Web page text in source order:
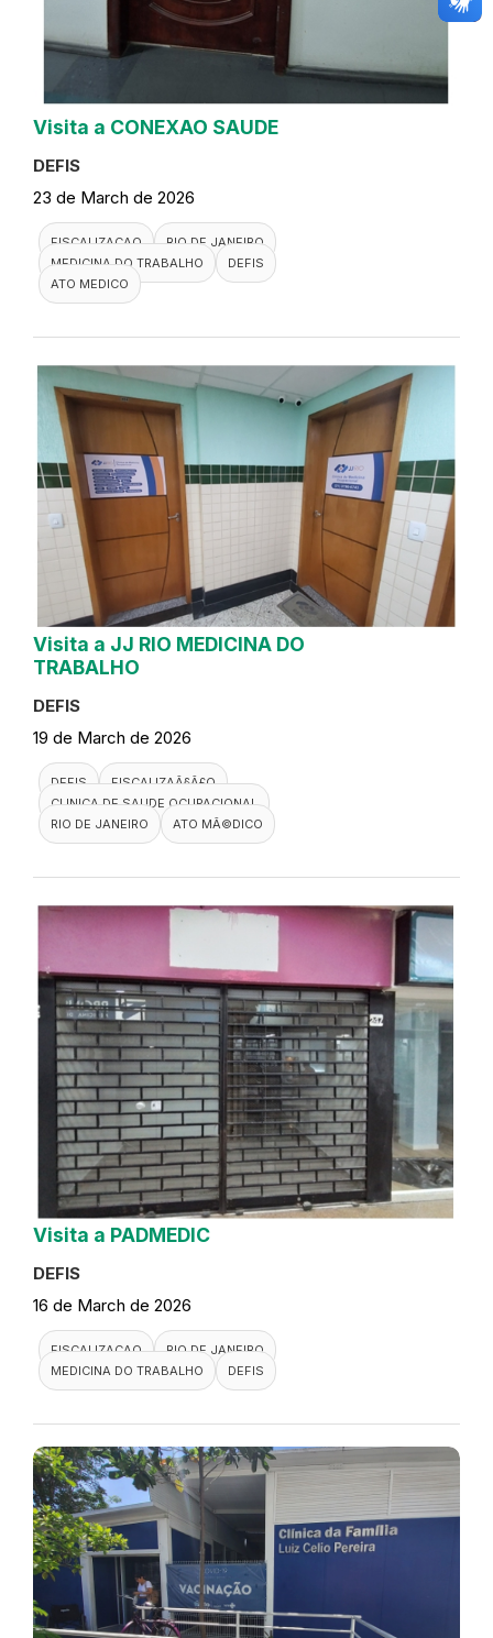
Visita a CONEXAO SAUDE
DEFIS
23 de March de 2026
FISCALIZACAO
RIO DE JANEIRO
MEDICINA DO TRABALHO
DEFIS
ATO MEDICO
Visita a JJ RIO MEDICINA DO
TRABALHO
DEFIS
19 de March de 2026
DEFIS
FISCALIZAÃ§Ã£O
CLINICA DE SAUDE OCUPACIONAL
RIO DE JANEIRO
ATO MÃ©DICO
Visita a PADMEDIC
DEFIS
16 de March de 2026
FISCALIZACAO
RIO DE JANEIRO
MEDICINA DO TRABALHO
DEFIS